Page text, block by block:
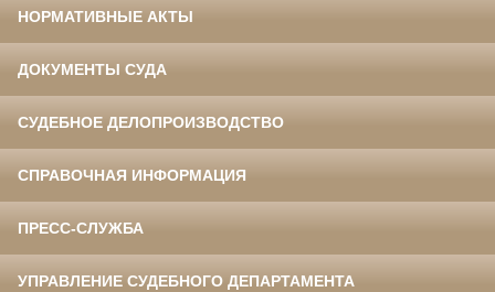
НОРМАТИВНЫЕ АКТЫ
ДОКУМЕНТЫ СУДА
СУДЕБНОЕ ДЕЛОПРОИЗВОДСТВО
СПРАВОЧНАЯ ИНФОРМАЦИЯ
ПРЕСС-СЛУЖБА
УПРАВЛЕНИЕ СУДЕБНОГО ДЕПАРТАМЕНТА